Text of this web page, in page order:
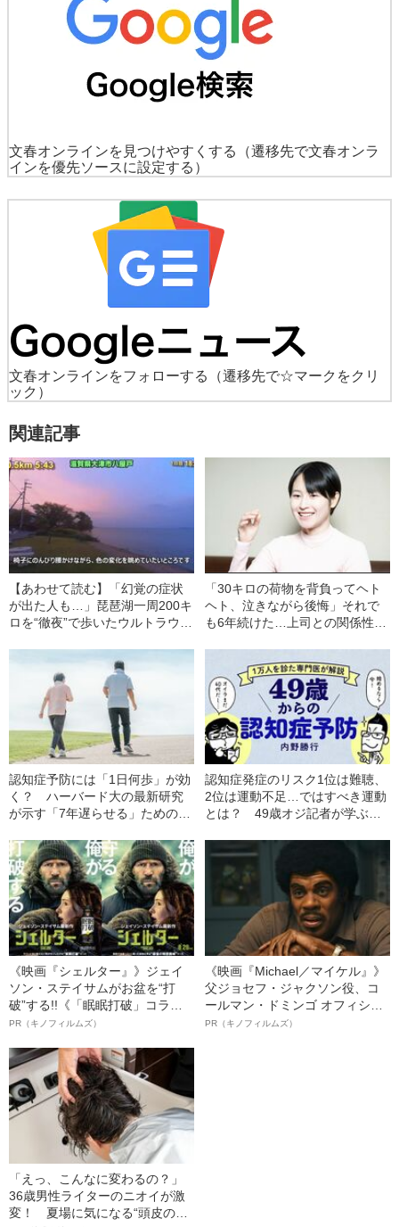
文春オンラインを見つけやすくする
（遷移先で文春オンラ
インを優先ソースに設定する）
文春オンラインをフォローする
（遷移先で☆マークをクリ
ック）
関連記事
【あわせて読む】「幻覚の症状
が出た人も…」琵琶湖一周200キ
ロを“徹夜”で歩いたウルトラウォ
ーカーが明かす「過酷をきわめ
た3日間」の記録
「30キロの荷物を背負ってヘト
ヘト、泣きながら後悔」それで
も6年続けた…上司との関係性に
悩んでいたOLが“ソロキャン
プ”に目覚めた理由
認知症予防には「1日何歩」が効
く？ ハーバード大の最新研究
が示す「7年遅らせる」ための最
適ウォーキング術
認知症発症のリスク1位は難聴、
2位は運動不足…ではすべき運動
知症予防のための「理想の運動
習慣」
《映画『シェルター』》ジェイ
ソン・ステイサムがお盆を“打
破”する!!《「眠眠打破」コラ
《映画『Michael／マイケル』》
父ジョセフ・ジャクソン役、コ
ールマン・ドミンゴ オフィシャ
「えっ、こんなに変わるの？」
36歳男性ライターのニオイが激
変！ 夏場に気になる“頭皮のニ